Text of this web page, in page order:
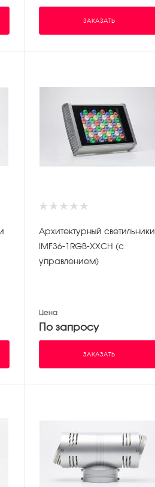
ЗАКАЗАТЬ
Архитектурный светильники
IMF36-1RGB-XXCH (с
управлением)
Цена
По запросу
ЗАКАЗАТЬ